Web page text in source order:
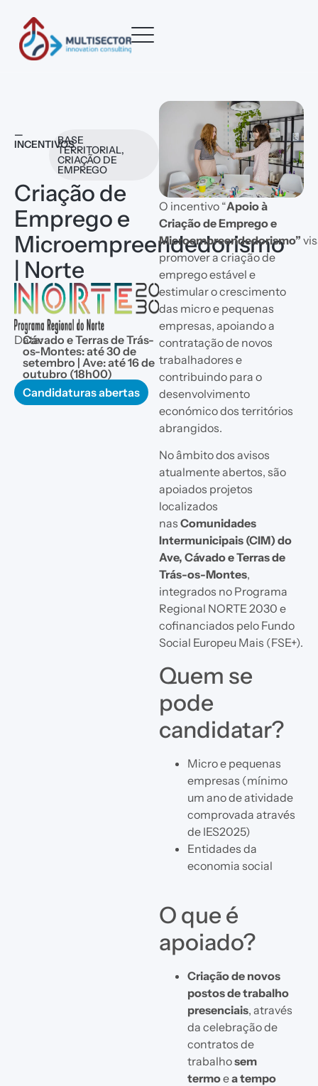
—
INCENTIVOS
BASE
TERRITORIAL,
CRIAÇÃO DE
EMPREGO
Criação de
Emprego e
Microempreendedorismo
| Norte
Data:
Cávado e Terras de Trás-
os-Montes: até 30 de
setembro | Ave: até 16 de
outubro (18h00)
Candidaturas abertas
O incentivo “Apoio à
Criação de Emprego e
Microempreendedorismo”
promover a criação de
emprego estável e
estimular o crescimento
das micro e pequenas
empresas, apoiando a
contratação de novos
trabalhadores e
contribuindo para o
desenvolvimento
económico dos territórios
abrangidos.
No âmbito dos avisos
atualmente abertos, são
apoiados projetos
localizados
nas Comunidades
Intermunicipais (CIM) do
Ave, Cávado e Terras de
Trás-os-Montes,
integrados no Programa
Regional NORTE 2030 e
cofinanciados pelo Fundo
Social Europeu Mais (FSE+).
Quem se
pode
candidatar?
Micro e pequenas
empresas (mínimo
um ano de atividade
comprovada através
de IES2025)
Entidades da
economia social
O que é
apoiado?
Criação de novos
postos de trabalho
presenciais, através
da celebração de
contratos de
trabalhosem
termoea tempo